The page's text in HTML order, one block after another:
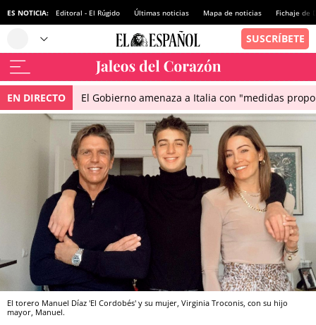
ES NOTICIA: Editoral - El Rúgido Últimas noticias Mapa de noticias Fichaje de
EN DIRECTO El Gobierno amenaza a Italia con "medidas
El torero Manuel Díaz 'El Cordobés' y su mujer, Virginia Troconis, con su hijo
mayor, Manuel.